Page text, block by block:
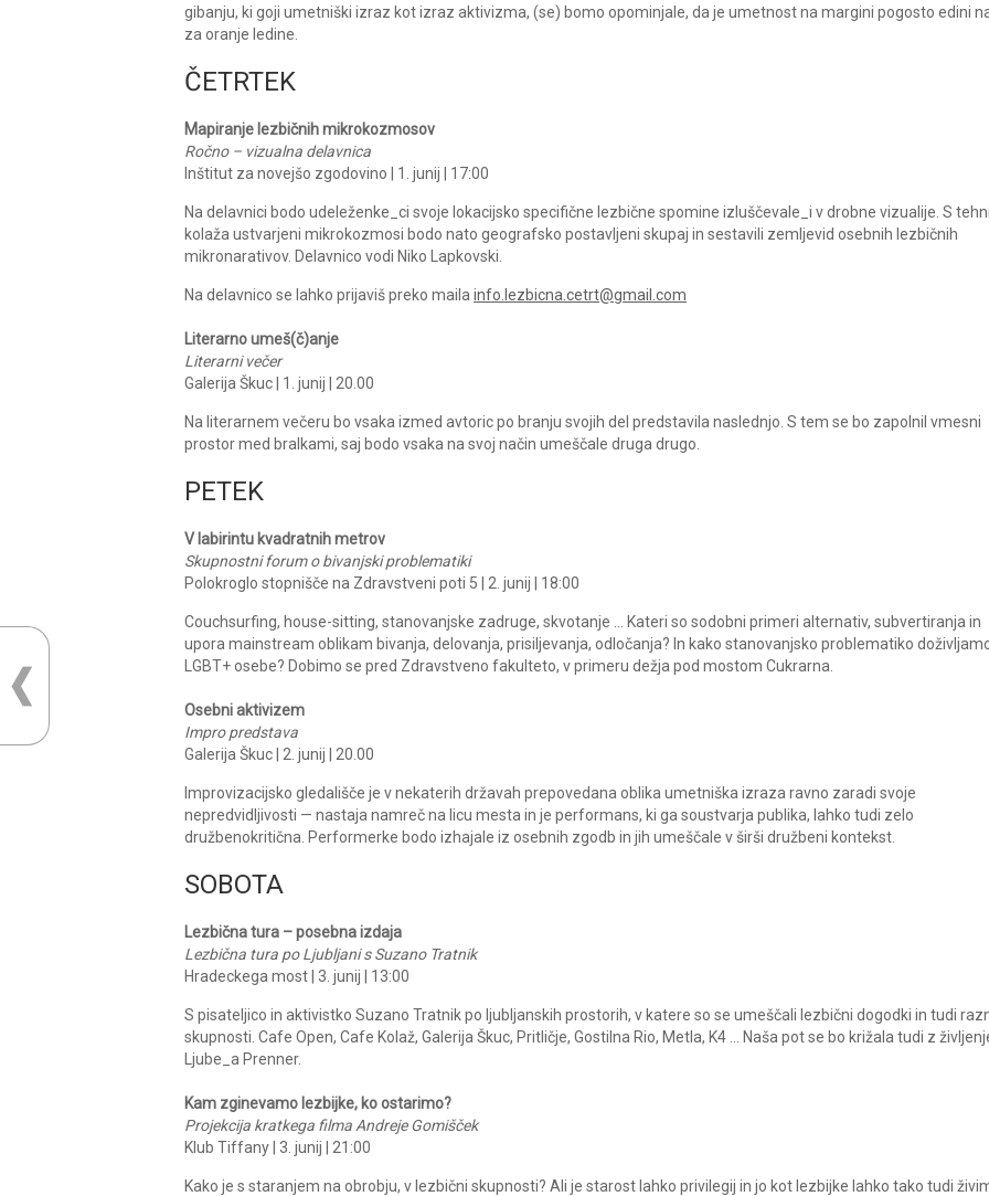
gibanju, ki goji umetniški izraz kot izraz aktivizma, (se) bomo opominjale, da je umetnost na margini pogosto edini
za oranje ledine.
ČETRTEK
Mapiranje lezbičnih mikrokozmosov
Ročno – vizualna delavnica
Inštitut za novejšo zgodovino | 1. junij | 17:00
Na delavnici bodo udeleženke_ci svoje lokacijsko specifične lezbične spomine izluščevale_i v drobne vizualije. S
kolaža ustvarjeni mikrokozmosi bodo nato geografsko postavljeni skupaj in sestavili zemljevid osebnih lezbičnih
mikronarativov. Delavnico vodi Niko Lapkovski.
Na delavnico se lahko prijaviš preko maila info.lezbicna.cetrt@gmail.com
Literarno umeš(č)anje
Literarni večer
Galerija Škuc | 1. junij | 20.00
Na literarnem večeru bo vsaka izmed avtoric po branju svojih del predstavila naslednjo. S tem se bo zapolnil vmesni
prostor med bralkami, saj bodo vsaka na svoj način umeščale druga drugo.
PETEK
V labirintu kvadratnih metrov
Skupnostni forum o bivanjski problematiki
Polokroglo stopnišče na Zdravstveni poti 5 | 2. junij | 18:00
Couchsurfing, house-sitting, stanovanjske zadruge, skvotanje … Kateri so sodobni primeri alternativ, subvertiranja in
upora mainstream oblikam bivanja, delovanja, prisiljevanja, odločanja? In kako stanovanjsko problematiko
LGBT+ osebe? Dobimo se pred Zdravstveno fakulteto, v primeru dežja pod mostom Cukrarna.
Osebni aktivizem
Impro predstava
Galerija Škuc | 2. junij | 20.00
Improvizacijsko gledališče je v nekaterih državah prepovedana oblika umetniška izraza ravno zaradi svoje
nepredvidljivosti — nastaja namreč na licu mesta in je performans, ki ga soustvarja publika, lahko tudi zelo
družbenokritična. Performerke bodo izhajale iz osebnih zgodb in jih umeščale v širši družbeni kontekst.
SOBOTA
Lezbična tura – posebna izdaja
Lezbična tura po Ljubljani s Suzano Tratnik
Hradeckega most | 3. junij | 13:00
S pisateljico in aktivistko Suzano Tratnik po ljubljanskih prostorih, v katere so se umeščali lezbični dogodki in tudi
skupnosti. Cafe Open, Cafe Kolaž, Galerija Škuc, Pritličje, Gostilna Rio, Metla, K4 … Naša pot se bo križala tudi z
Ljube_a Prenner.
Kam zginevamo lezbijke, ko ostarimo?
Projekcija kratkega filma Andreje Gomišček
Klub Tiffany | 3. junij | 21:00
Kako je s staranjem na obrobju, v lezbični skupnosti? Ali je starost lahko privilegij in jo kot lezbijke lahko tako tudi